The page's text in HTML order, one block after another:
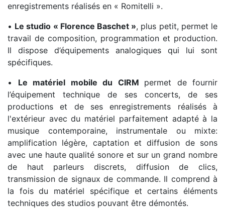
enregistrements réalisés en « Romitelli ».
• Le studio « Florence Baschet », plus petit, permet le
travail de composition, programmation et production.
Il dispose d’équipements analogiques qui lui sont
spécifiques.
• Le matériel mobile du CIRM permet de fournir
l’équipement technique de ses concerts, de ses
productions et de ses enregistrements réalisés à
l'extérieur avec du matériel parfaitement adapté à la
musique contemporaine, instrumentale ou mixte:
amplification légère, captation et diffusion de sons
avec une haute qualité sonore et sur un grand nombre
de haut parleurs discrets, diffusion de clics,
transmission de signaux de commande. Il comprend à
la fois du matériel spécifique et certains éléments
techniques des studios pouvant être démontés.